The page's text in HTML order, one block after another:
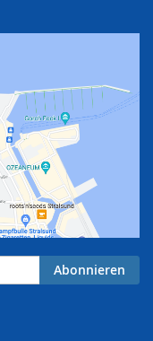
Abonnieren